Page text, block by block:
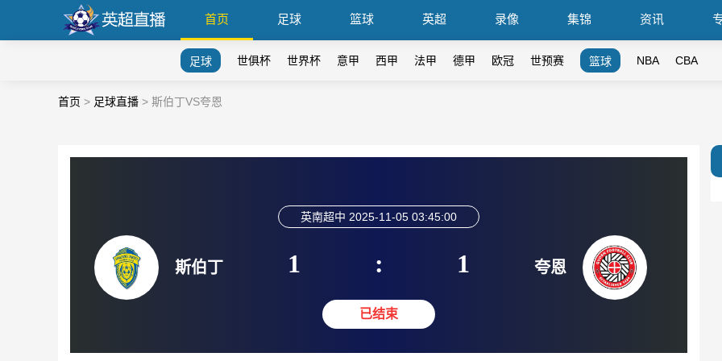
首页 足球 篮球 英超 录像 集锦 资讯
足球 世俱杯 世界杯 意甲 西甲 法甲 德甲 欧冠 世预赛 篮球 NBA CBA
首页 > 足球直播 > 斯伯丁VS夸恩
斯伯丁
英南超中 2025-11-05 03:45:00
1 : 1
已结束
夸恩